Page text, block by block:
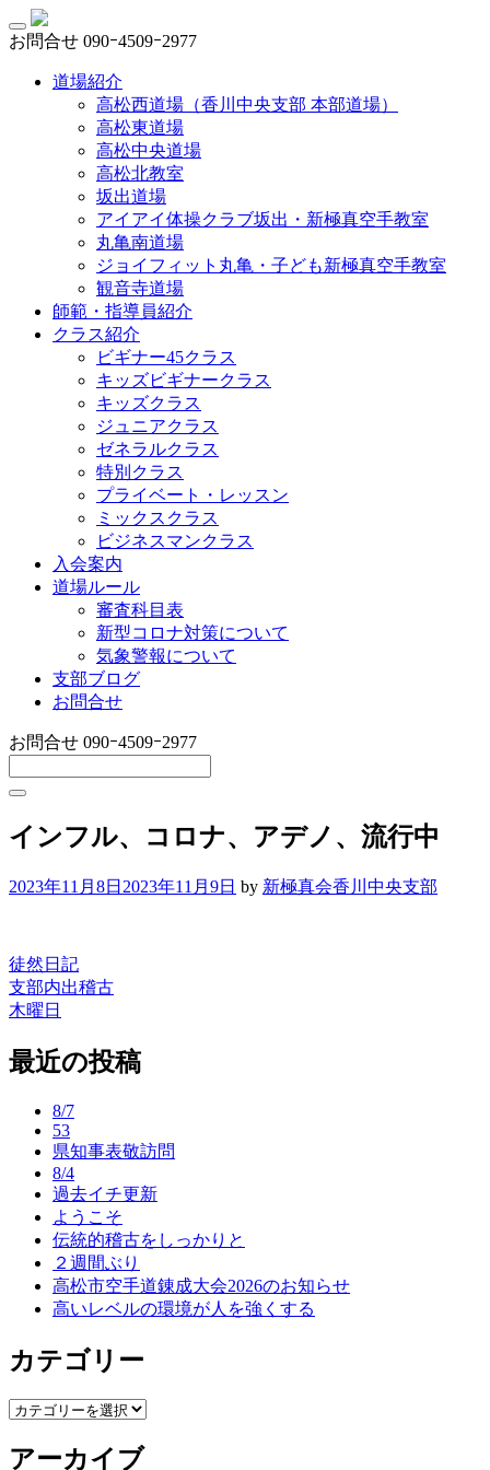
お問合せ 090ｰ4509ｰ2977
道場紹介
高松西道場（香川中央支部 本部道場）
高松東道場
高松中央道場
高松北教室
坂出道場
アイアイ体操クラブ坂出・新極真空手教室
丸亀南道場
ジョイフィット丸亀・子ども新極真空手教室
観音寺道場
師範・指導員紹介
クラス紹介
ビギナー45クラス
キッズビギナークラス
キッズクラス
ジュニアクラス
ゼネラルクラス
特別クラス
プライベート・レッスン
ミックスクラス
ビジネスマンクラス
入会案内
道場ルール
審査科目表
新型コロナ対策について
気象警報について
支部ブログ
お問合せ
お問合せ 090ｰ4509ｰ2977
インフル、コロナ、アデノ、流行中
2023年11月8日 2023年11月9日 by 新極真会香川中央支部
徒然日記
投
稿
ナ
支部内出稽古
木曜日
最近の投稿
8/7
53
県知事表敬訪問
8/4
過去イチ更新
ようこそ
伝統的稽古をしっかりと
２週間ぶり
高松市空手道錬成大会2026のお知らせ
高いレベルの環境が人を強くする
カテゴリー
カ
ゴ
アーカイブ